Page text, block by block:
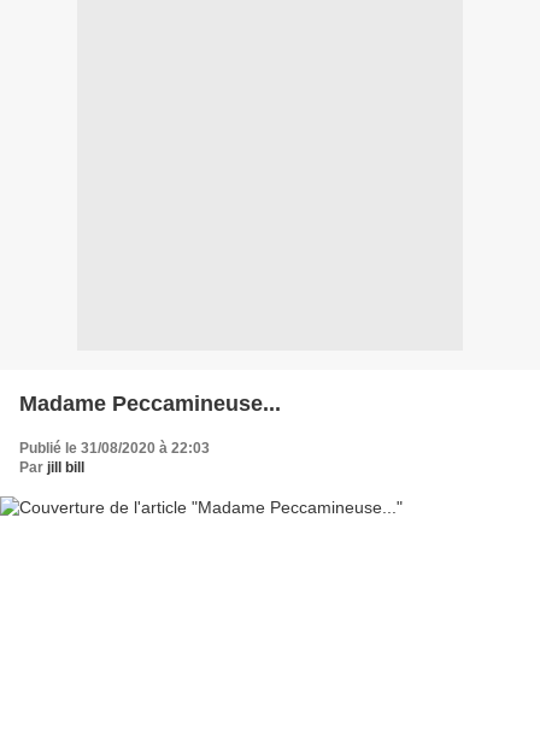
Madame Peccamineuse...
Publié le 31/08/2020 à 22:03
Par jill bill